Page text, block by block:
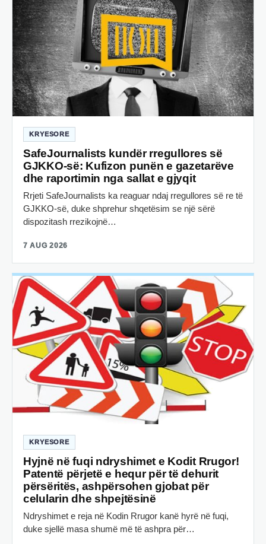
KRYESORE
SafeJournalists kundër rregullores së
GJKKO-së: Kufizon punën e gazetarëve
dhe raportimin nga sallat e gjyqit
Rrjeti SafeJournalists ka reaguar ndaj rregullores së re të
GJKKO-së, duke shprehur shqetësim se një sërë
dispozitash rrezikojnë…
7 AUG 2026
KRYESORE
Hyjnë në fuqi ndryshimet e Kodit Rrugor!
Patentë përjetë e hequr për të dehurit
përsëritës, ashpërsohen gjobat për
celularin dhe shpejtësinë
Ndryshimet e reja në Kodin Rrugor kanë hyrë në fuqi,
duke sjellë masa shumë më të ashpra për…